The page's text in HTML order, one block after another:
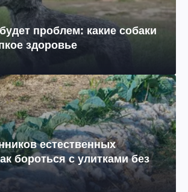
проблем: какие собаки
здоровье
естественных
бороться с улитками без